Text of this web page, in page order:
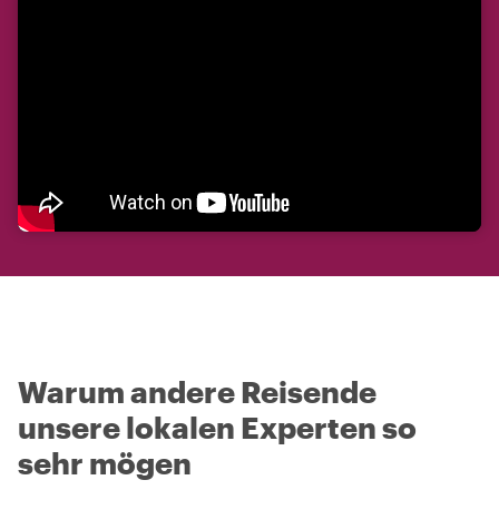
Warum andere Reisende
unsere lokalen Experten so
sehr mögen